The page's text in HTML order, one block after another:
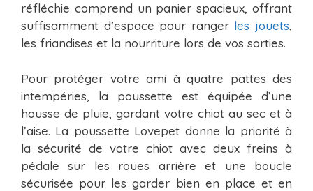
réfléchie comprend un panier spacieux, offrant
suffisamment d’espace pour ranger les jouets,
les friandises et la nourriture lors de vos sorties.
Pour protéger votre ami à quatre pattes des
intempéries, la poussette est équipée d’une
housse de pluie, gardant votre chiot au sec et à
l’aise. La poussette Lovepet donne la priorité à
la sécurité de votre chiot avec deux freins à
pédale sur les roues arrière et une boucle
sécurisée pour les garder bien en place et en